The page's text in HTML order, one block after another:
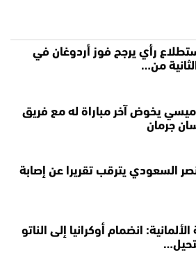
رأي يرجح فوز أردوغان في
من…
يخوض آخر مباراة له مع فريق
جرمان
السعودي يترقب تقريرا عن إصابة
الألمانية: انضمام أوكرانيا إلى الناتو